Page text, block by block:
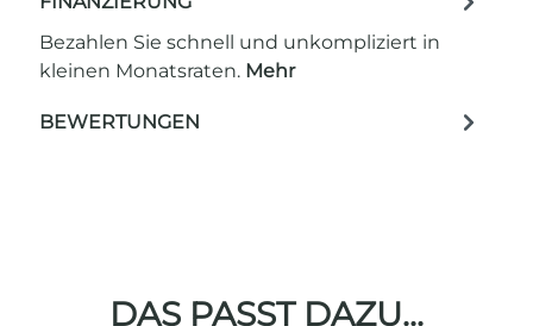
Bezahlen Sie schnell und unkompliziert in
kleinen Monatsraten. Mehr
BEWERTUNGEN
DAS PASST DAZU...